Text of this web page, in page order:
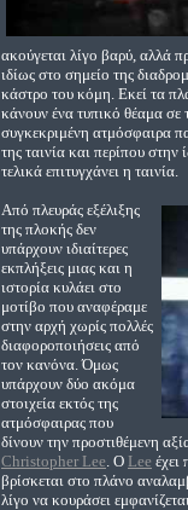
ακούγεται λίγο βαρύ, αλλά
ιδίως στο σημείο της
κάστρο του κόμη. Εκεί τα
κάνουν ένα τυπικό θέαμα σε
συγκεκριμένη ατμόσφαιρα
της ταινία και περίπου στην
τελικά επιτυγχάνει η ταινία.
Από πλευράς εξέλιξης
της πλοκής δεν
υπάρχουν ιδιαίτερες
εκπλήξεις μιας και η
ιστορία κυλάει στο
μοτίβο που αναφέραμε
στην αρχή χωρίς πολλές
διαφοροποιήσεις από
τον κανόνα. Όμως
υπάρχουν δύο ακόμα
στοιχεία εκτός της
ατμόσφαιρας που
δίνουν την προστιθέμενη
Christopher Lee. Ο Lee έχει
βρίσκεται στο πλάνο
λίγο να κουράσει